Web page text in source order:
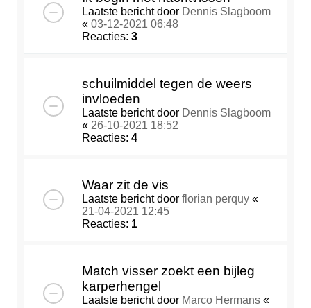
Laatste bericht door Dennis Slagboom
« 03-12-2021 06:48
Reacties: 3
schuilmiddel tegen de weers
invloeden
Laatste bericht door Dennis Slagboom
« 26-10-2021 18:52
Reacties: 4
Waar zit de vis
Laatste bericht door florian perquy «
21-04-2021 12:45
Reacties: 1
Match visser zoekt een bijleg
karperhengel
Laatste bericht door Marco Hermans «